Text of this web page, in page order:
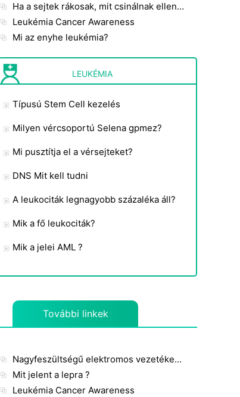
Sugárterápia
Bőrrák
Gyomorrák
Torokrák
Pajzsmirigyrák
Ha a sejtek rákosak, mit csinálnak ellenőrizhetetlenül?
Leukémia Cancer Awareness
Mi az enyhe leukémia?
LEUKÉMIA
Típusú Stem Cell kezelés
Milyen vércsoportú Selena gpmez?
Mi pusztítja el a vérsejteket?
DNS Mit kell tudni
A leukociták legnagyobb százaléka áll?
Mik a fő leukociták?
Mik a jelei AML ?
További linkek
Nagyfeszültségű elektromos vezetékek és a rák
Mit jelent a lepra ?
Leukémia Cancer Awareness